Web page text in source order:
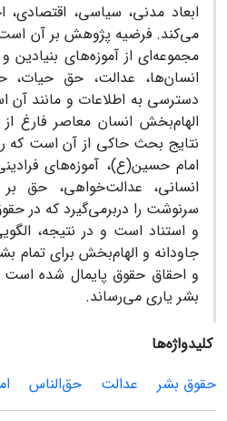
ابعاد مدنی، سیاسی،
می‌کند. فرضیه پژوهش بر آن است
مجموعه‌ای از آموزه‌های بنیادین
انسان‌ها، عدالت، حق
دسترسی به اطلاعات و مانند
الهام‌بخش انسان معاصر فارغ
نتایج بحث حاکی از آن است که
امام حسین(ع)، آموزه‌های
انسانی، عدالت‌خواهی، حق
سرنوشت را دربرمی‌گیرد که در
و استناد است و در نتیجه،
جاودانه و الهام‌بخش برای تمام
و احقاق حقوق پایمال شده
بشر یاری می‌رساند.
کلیدواژه‌ها
حقوق بشر
عدالت حق‌الناس